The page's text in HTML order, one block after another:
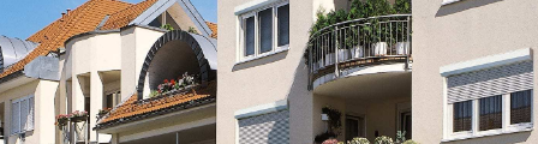
Reeds 50 jaar
erkendKömmerling verwerker